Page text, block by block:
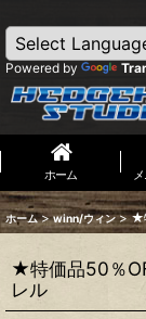
Powered by
ホーム
ホーム > winn/ウィン > ★
★特価品50％
レル